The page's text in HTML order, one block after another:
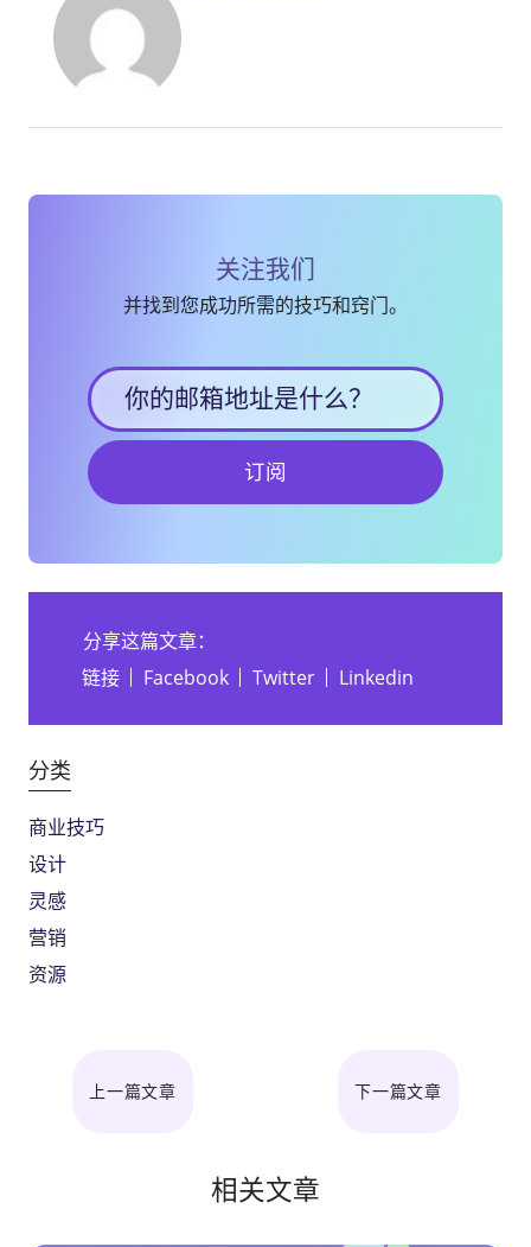
关注我们
并找到您成功所需的技巧和窍门。
订阅
分享这篇文章：
链接
Facebook Twitter Linkedin
分类
商业技巧
设计
灵感
营销
资源
上一篇文章 下一篇文章
相关文章